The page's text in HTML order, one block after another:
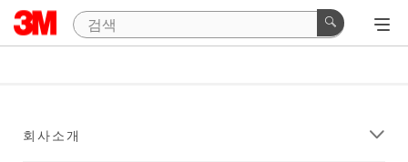
회사소개